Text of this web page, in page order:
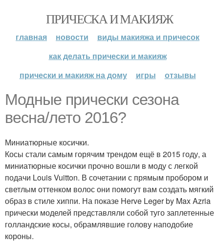
ПРИЧЕСКА И МАКИЯЖ
главная новости
виды макияжа и причесок
как делать прически и макияж
прически и макияж на дому
игры отзывы
Модные прически сезона
весна/лето 2016?
Миниатюрные косички.
Косы стали самым горячим трендом ещё в 2015 году, а
миниатюрные косички прочно вошли в моду с легкой
подачи Louis Vuitton. В сочетании с прямым пробором и
светлым оттенком волос они помогут вам создать мягкий
образ в стиле хиппи. На показе Herve Leger by Max Azria
прически моделей представляли собой туго заплетенные
голландские косы, обрамлявшие голову наподобие
короны.